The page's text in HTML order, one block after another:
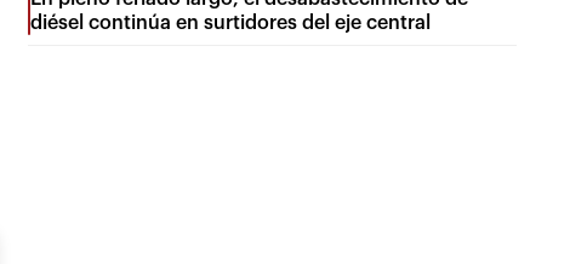
diésel continúa en surtidores del eje central